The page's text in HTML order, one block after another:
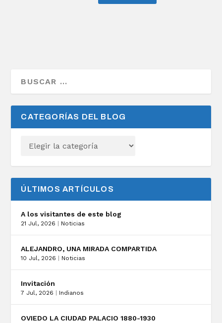
CATEGORÍAS DEL BLOG
ÚLTIMOS ARTÍCULOS
A los visitantes de este blog
21 Jul, 2026 Noticias
ALEJANDRO, UNA MIRADA COMPARTIDA
10 Jul, 2026 Noticias
Invitación
7 Jul, 2026 Indianos
OVIEDO LA CIUDAD PALACIO 1880-1930